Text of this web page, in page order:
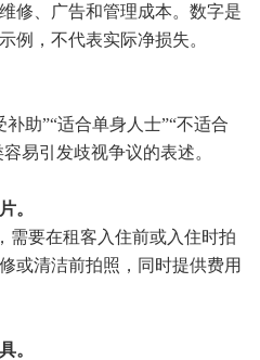
修、广告和管理成本。数字是
例，不代表实际净损失。
补助”“适合单身人士”“不适合
易引发歧视争议的表述。
。
需要在租客入住前或入住时拍
或清洁前拍照，同时提供费用
。